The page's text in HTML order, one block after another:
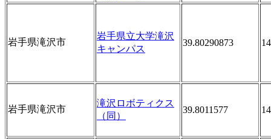
岩手県滝沢市
岩手県立大学滝沢
キャンパス
39.80290873
岩手県滝沢市
滝沢ロボティクス
（同）
39.8011577